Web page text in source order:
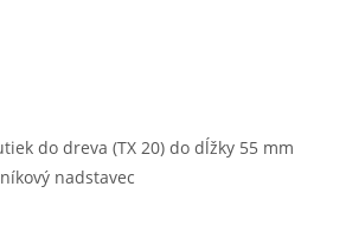
do dreva (TX 20) do dĺžky 55 mm
nadstavec